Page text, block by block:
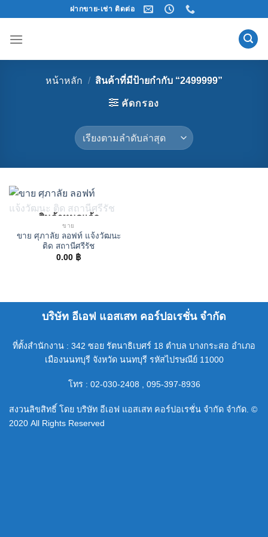
content
ฝากขาย-เช่า ติดต่อ
หน้าหลัก / สินค้าที่มีป้ายกำกับ “2499999”
คัดกรอง
สินค้าหมดแล้ว
ขาย
ขาย ศุภาลัย ลอฟท์ แจ้งวัฒนะ
ติด สถานีศรีรัช
0.00 ฿
บริษัท อีเอฟ แอสเสท คอร์ปอเรชั่น จำกัด
ที่ตั้งสำนักงาน : 342 ซอย รัตนาธิเบศร์ 18 ตำบล บางกระสอ อำเภอ
เมืองนนทบุรี จังหวัด นนทบุรี รหัสไปรษณีย์ 11000
โทร : 02-030-2408 , 095-397-8936
สงวนลิขสิทธิ์ โดย บริษัท อีเอฟ แอสเสท คอร์ปอเรชั่น จำกัด จำกัด. ©
2020 All Rights Reserved